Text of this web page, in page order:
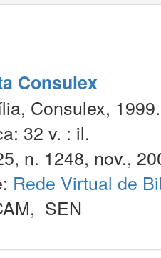
Consulex
Consulex, 1999.
32 v. : il.
n. 1248, nov.,
Rede Virtual de
, SEN